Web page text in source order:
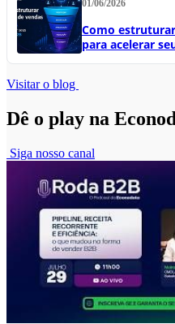
01/06/2026
Como
para acelerar
Visitar o blog
Dê o play na
Siga nosso canal